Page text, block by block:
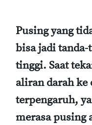
Pusing yang
bisa jadi tanda-
tinggi. Saat
aliran darah ke
terpengaruh,
merasa pusing